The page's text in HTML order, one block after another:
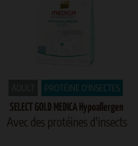
PROTÉINE D'INSECTES
SELECT GOLD MEDICA Hypoallergen
Avec des protéines d'insects